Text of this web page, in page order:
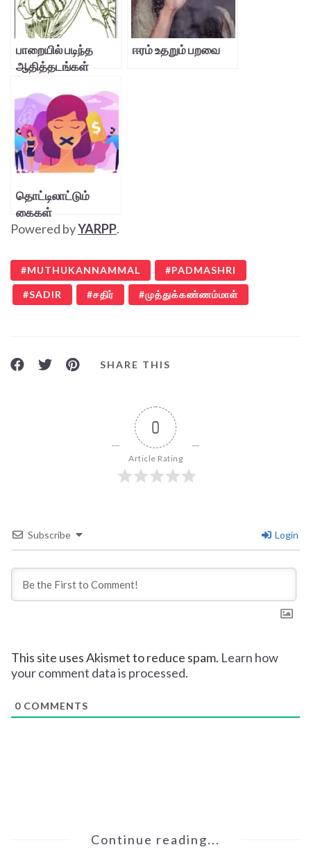
பாறையில் படிந்த
ஆதித்தடங்கள்
ஈரம் உதறும் பறவை
தொட்டிலாட்டும்
கைகள்
Powered byYARPP.
MUTHUKANNAMMAL PADMASHRI
SADIR சதிர் முத்துக்கண்ணம்மாள்
SHARE THIS
0
Article Rating
Subscribe Login
This site uses Akismet to reduce spam. Learn how
your comment data is processed.
0 COMMENTS
Continue reading...